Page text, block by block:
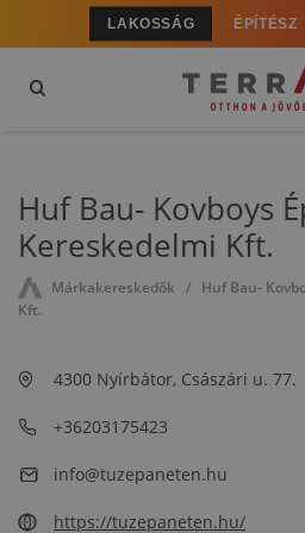
LAKOSSÁG ÉPÍTÉSZ
Huf Bau- Kovboys
Kereskedelmi Kft.
Márkakereskedők
Huf Bau-
Kft.
4300 Nyírbátor, Császári u. 77.
+36203175423
info@tuzepaneten.hu
https://tuzepaneten.hu/